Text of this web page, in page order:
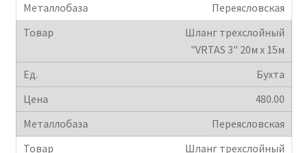
Переясловская
Шланг трехслойный
"VRTAS 3" 20м х 15м
Бухта
480.00
Переясловская
Шланг трехслойный